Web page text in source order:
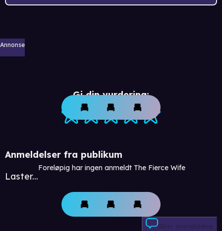
Annonse
Gi din vurdering:
Anmeldelser fra publikum
Laster...
Foreløpig har ingen anmeldt The Fierce Wife
Skriv anmeldelse